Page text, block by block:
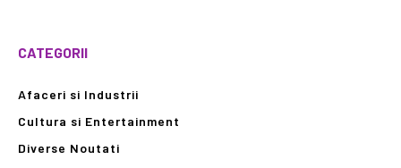
CATEGORII
Afaceri si Industrii
Cultura si Entertainment
Diverse Noutati